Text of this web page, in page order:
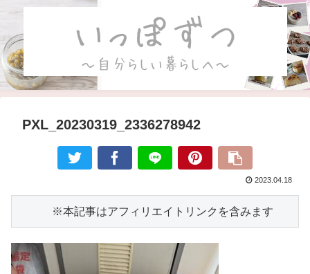
PXL_20230319_2336278942
2023.04.18
※本記事はアフィリエイトリンクを含みます